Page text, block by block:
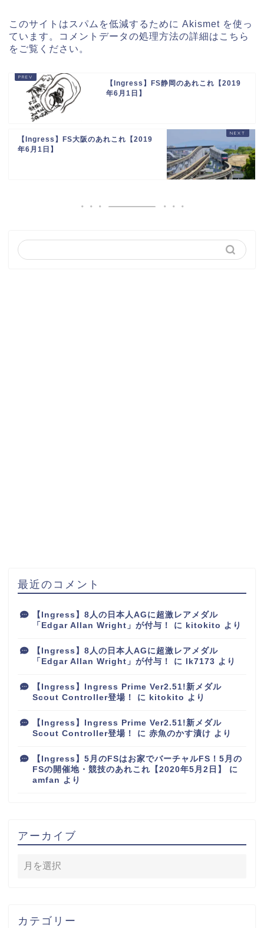
このサイトはスパムを低減するために Akismet を使っ
ています。
コメントデータの処理方法の詳細はこちら
をご覧ください 。
【Ingress】FS静岡のあれこれ【2019
年6月1日】
【Ingress】FS大阪のあれこれ【2019
年6月1日】
最近のコメント
【Ingress】8人の日本人AGに超激レアメダル
「Edgar Allan Wright」が付与！
に kitokito より
【Ingress】8人の日本人AGに超激レアメダル
「Edgar Allan Wright」が付与！
に lk7173 より
【Ingress】Ingress Prime Ver2.51!新メダル
Scout Controller登場！
に kitokito より
【Ingress】Ingress Prime Ver2.51!新メダル
Scout Controller登場！
に 赤魚のかす漬け より
【Ingress】5月のFSはお家でバーチャルFS！5月の
FSの開催地・競技のあれこれ【2020年5月2日】
に
amfan より
アーカイブ
カテゴリー